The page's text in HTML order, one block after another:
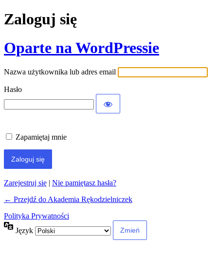
Zaloguj się
Oparte na WordPressie
Nazwa użytkownika lub adres email
Hasło
Zapamiętaj mnie
Zarejestruj się | Nie pamiętasz hasła?
← Przejdź do Akademia Rękodzielniczek
Polityka Prywatności
Język